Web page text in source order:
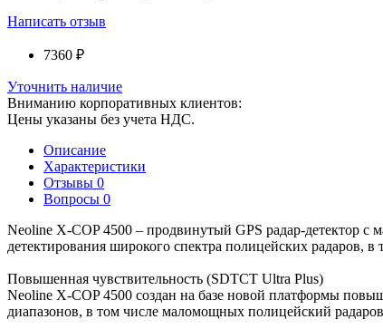
Написать отзыв
7360 ₽
Уточнить наличие
Вниманию корпоративных клиентов:
Цены указаны без учета НДС.
Описание
Характеристики
Отзывы 0
Вопросы 0
Neoline X-COP 4500 – продвинутый GPS радар-детектор
детектирования широкого спектра полицейских радаров,
Повышенная чувствительность (SDTCT Ultra Plus)
Neoline X-COP 4500 создан на базе новой платформы
диапазонов, в том числе маломощных полицейский